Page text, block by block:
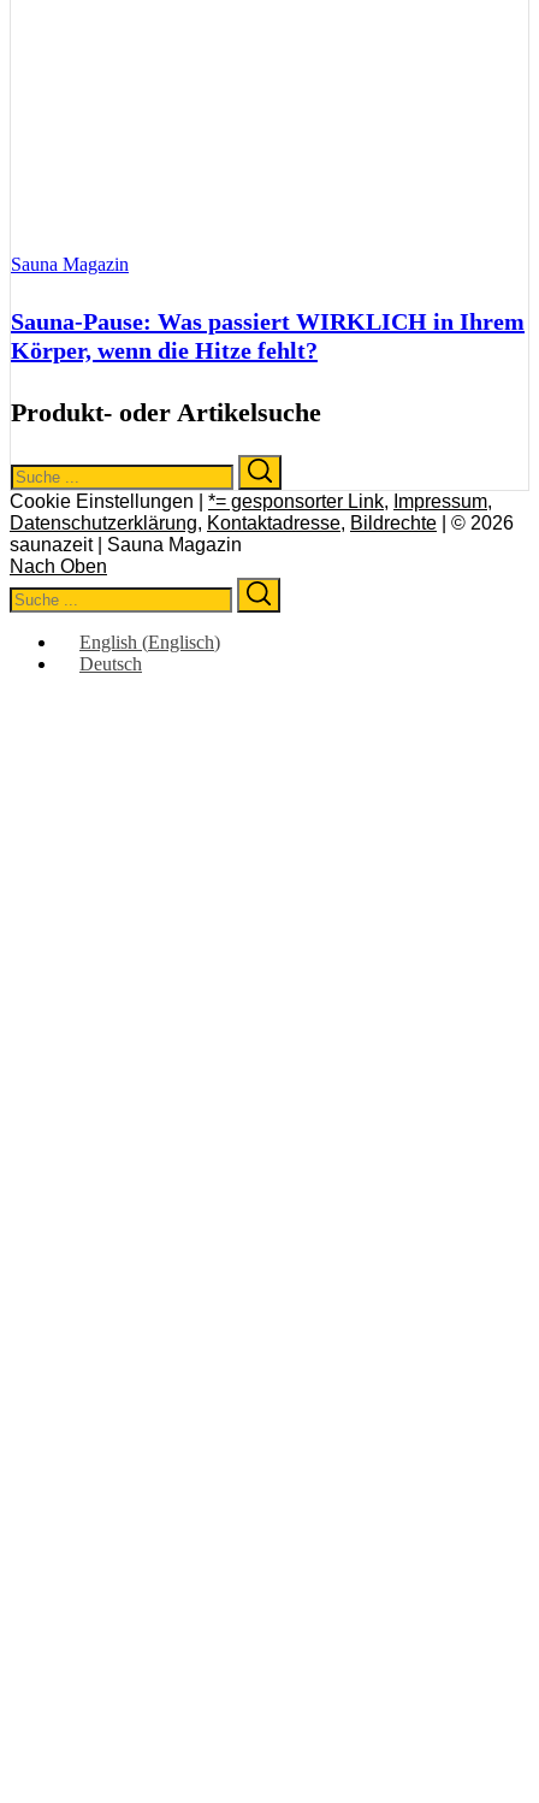
Sauna Magazin
Sauna-Pause: Was passiert WIRKLICH in Ihrem
Körper, wenn die Hitze fehlt?
Produkt- oder Artikelsuche
Search
for:
Cookie Einstellungen | *= gesponsorter Link, Impressum,
Datenschutzerklärung, Kontaktadresse, Bildrechte | © 2026
saunazeit | Sauna Magazin
Nach Oben
Search
for:
English (Englisch)
Deutsch